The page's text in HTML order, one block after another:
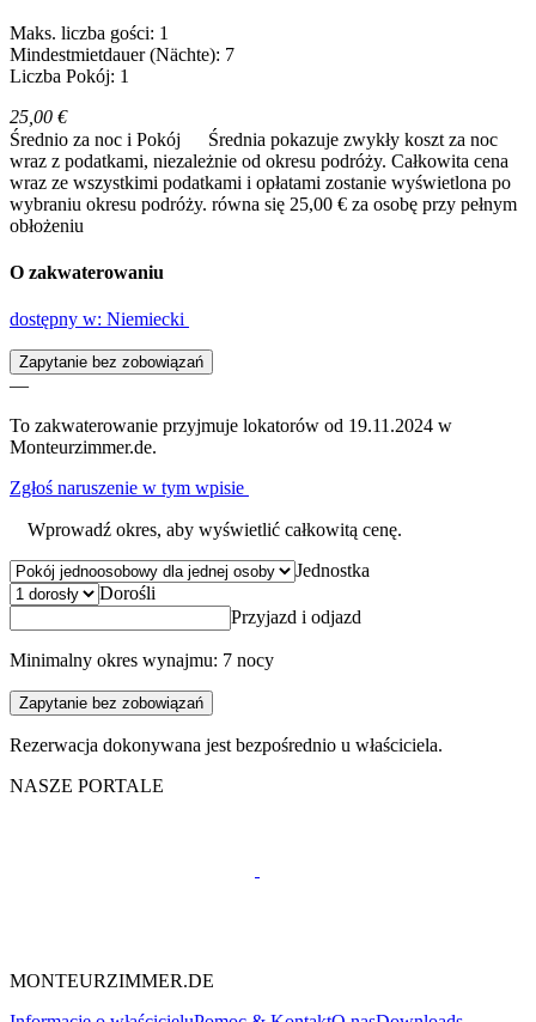
Maks. liczba gości: 1
Mindestmietdauer (Nächte): 7
Liczba Pokój: 1
25,00 €
Średnio za noc i Pokój
Średnia pokazuje zwykły koszt za noc
wraz z podatkami, niezależnie od okresu podróży. Całkowita cena
wraz ze wszystkimi podatkami i opłatami zostanie wyświetlona po
wybraniu okresu podróży. równa się 25,00 € za osobę przy pełnym
obłożeniu
O zakwaterowaniu
dostępny w: Niemiecki
Zapytanie bez zobowiązań
—
To zakwaterowanie przyjmuje lokatorów od 19.11.2024 w
Monteurzimmer.de.
Zgłoś naruszenie w tym wpisie
Wprowadź okres, aby wyświetlić całkowitą cenę.
Jednostka
Dorośli
Przyjazd i odjazd
Minimalny okres wynajmu: 7 nocy
Zapytanie bez zobowiązań
Rezerwacja dokonywana jest bezpośrednio u właściciela.
NASZE PORTALE
MONTEURZIMMER.DE